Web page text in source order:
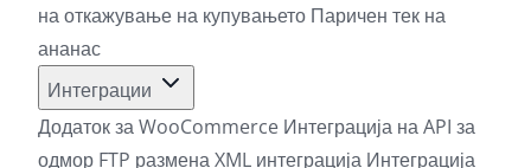
на откажување на купувањето Паричен тек на
ананас
Интеграции
Додаток за WooCommerce Интеграција на API за
одмор FTP разменаXML интеграција Интеграција